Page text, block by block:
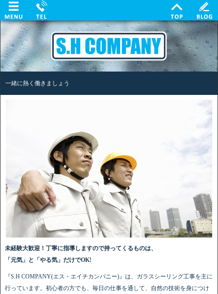
一緒に熱く働きましょう
未経験大歓迎！丁寧に指導しますので持ってくるものは、
「元気」と「やる気」だけでOK!
『S.H COMPANY(エス・エイチカンパニー)』は、ガラスシーリング工事を主に
行っています。初心者の方でも、毎日の仕事を通して、自然の技術を身につけ